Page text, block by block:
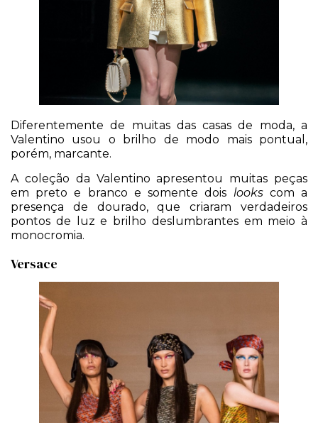
Diferentemente de muitas das casas de moda, a
Valentino usou o brilho de modo mais pontual,
porém, marcante.
A coleção da Valentino apresentou muitas peças
em preto e branco e somente dois lookscom a
presença de dourado, que criaram verdadeiros
pontos de luz e brilho deslumbrantes em meio à
monocromia.
Versace